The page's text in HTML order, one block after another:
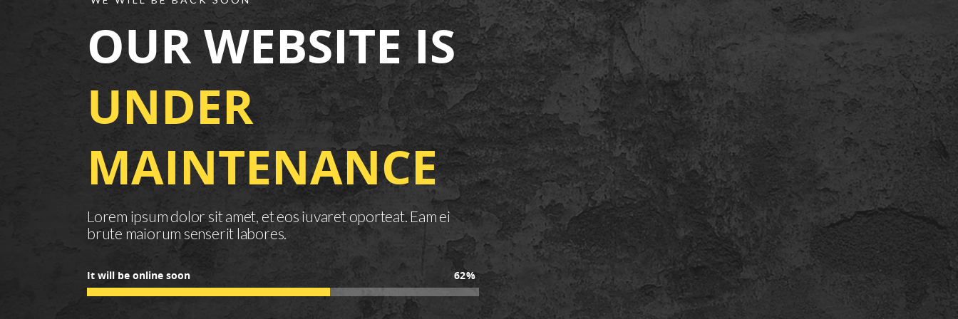
OUR WEBSITE IS
UNDER
MAINTENANCE
Lorem ipsum dolor sit amet, et eos iuvaret oporteat. Eam ei
brute maiorum senserit labores.
It will be online soon 62